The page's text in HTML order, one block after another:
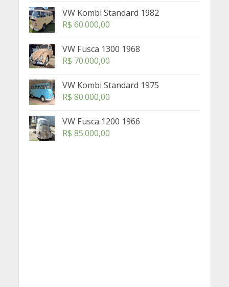
VW Kombi Standard 1982
R$ 60.000,00
VW Fusca 1300 1968
R$ 70.000,00
VW Kombi Standard 1975
R$ 80.000,00
VW Fusca 1200 1966
R$ 85.000,00